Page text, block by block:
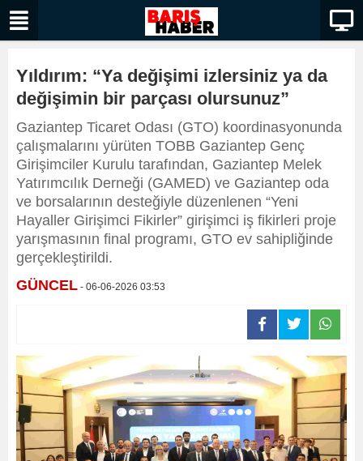
Yıldırım: “Ya değişimi izlersiniz ya da
değişimin bir parçası olursunuz”
Gaziantep Ticaret Odası (GTO) koordinasyonunda
çalışmalarını yürüten TOBB Gaziantep Genç
Girişimciler Kurulu tarafından, Gaziantep Melek
Yatırımcılık Derneği (GAMED) ve Gaziantep oda
ve borsalarının desteğiyle düzenlenen “Yeni
Hayaller Girişimci Fikirler” girişimci iş fikirleri proje
yarışmasının final programı, GTO ev sahipliğinde
gerçekleştirildi.
GÜNCEL - 06-06-2026 03:53